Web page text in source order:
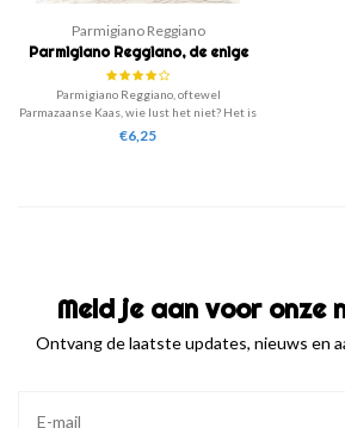
Parmigiano Reggiano
Parmigiano Reggiano, de enige
echte
Parmigiano Reggiano, oftewel
Parmazaanse Kaas, wie lust het niet? Het is
heerlijk als ingredient of garnering op de
pasta of salade. Vers uit Italië, al jaren
€6,25
Meld je aan voor onze
Ontvang de laatste updates, nieuws en